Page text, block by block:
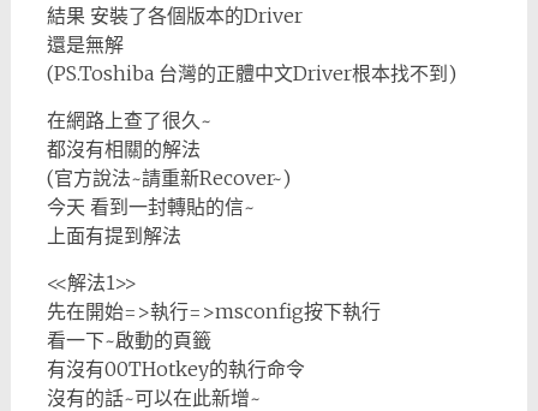
結果 安裝了各個版本的Driver
還是無解
(PS.Toshiba 台灣的正體中文Driver根本找不到)
在網路上查了很久~
都沒有相關的解法
(官方說法~請重新Recover~)
今天 看到一封轉貼的信~
上面有提到解法
<<解法1>>
先在開始=>執行=>msconfig按下執行
看一下~啟動的頁籤
有沒有00THotkey的執行命令
沒有的話~可以在此新增~